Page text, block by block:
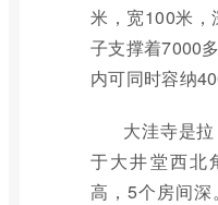
米，宽100米
子支撑着7000
内可同时容纳
大洼寺是
于大井堂西北
高，5个房间